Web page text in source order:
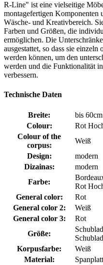
R-Line" ist eine vielseitige
montagefertigen Komponenten
Wäsche- und Kreativbereich.
Farben und Größen, die
ermöglichen. Die
ausgestattet, so dass sie
werden können, um den
werden und die Funktionalität
verbessern.
Technische Daten
Breite:
bis 60cm
Colour:
Rot
Colour of the
corpus:
Weiß
Design:
modern
Dizainas:
modern
Farbe:
Rot
General color:
Rot
General color 2:
Weiß
General color 3:
Rot
Größe:
Korpusfarbe:
Weiß
Material: